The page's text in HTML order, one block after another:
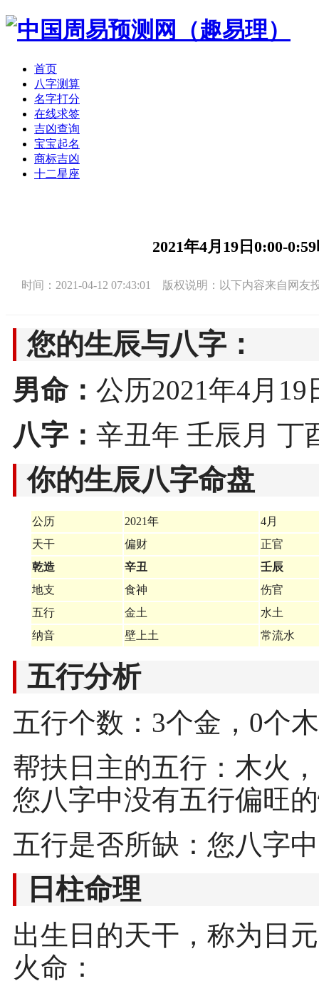
首页
八字测算
名字打分
在线求签
吉凶查询
宝宝起名
商标吉凶
十二星座
2021年4月19日0:00-
时间：2021-04-12 07:43:01 版权说明：以下内容来自网友
您的生辰与八字：
男命： 公历2021年4月19
八字： 辛丑年 壬辰月 丁
你的生辰八字命盘
公历 2021年
4月
天干
偏财
正官
乾造
辛丑
壬辰
地支
食神
伤官
五行
金土
水土
纳音
壁上土 常流水
五行分析
五行个数：3个金，0个
帮扶日主的五行：木火
您八字中没有五行偏旺
五行是否所缺：您八字
日柱命理
出生日的天干，称为日
火命：